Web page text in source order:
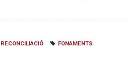
RECONCILIACIÓ FONAMENTS